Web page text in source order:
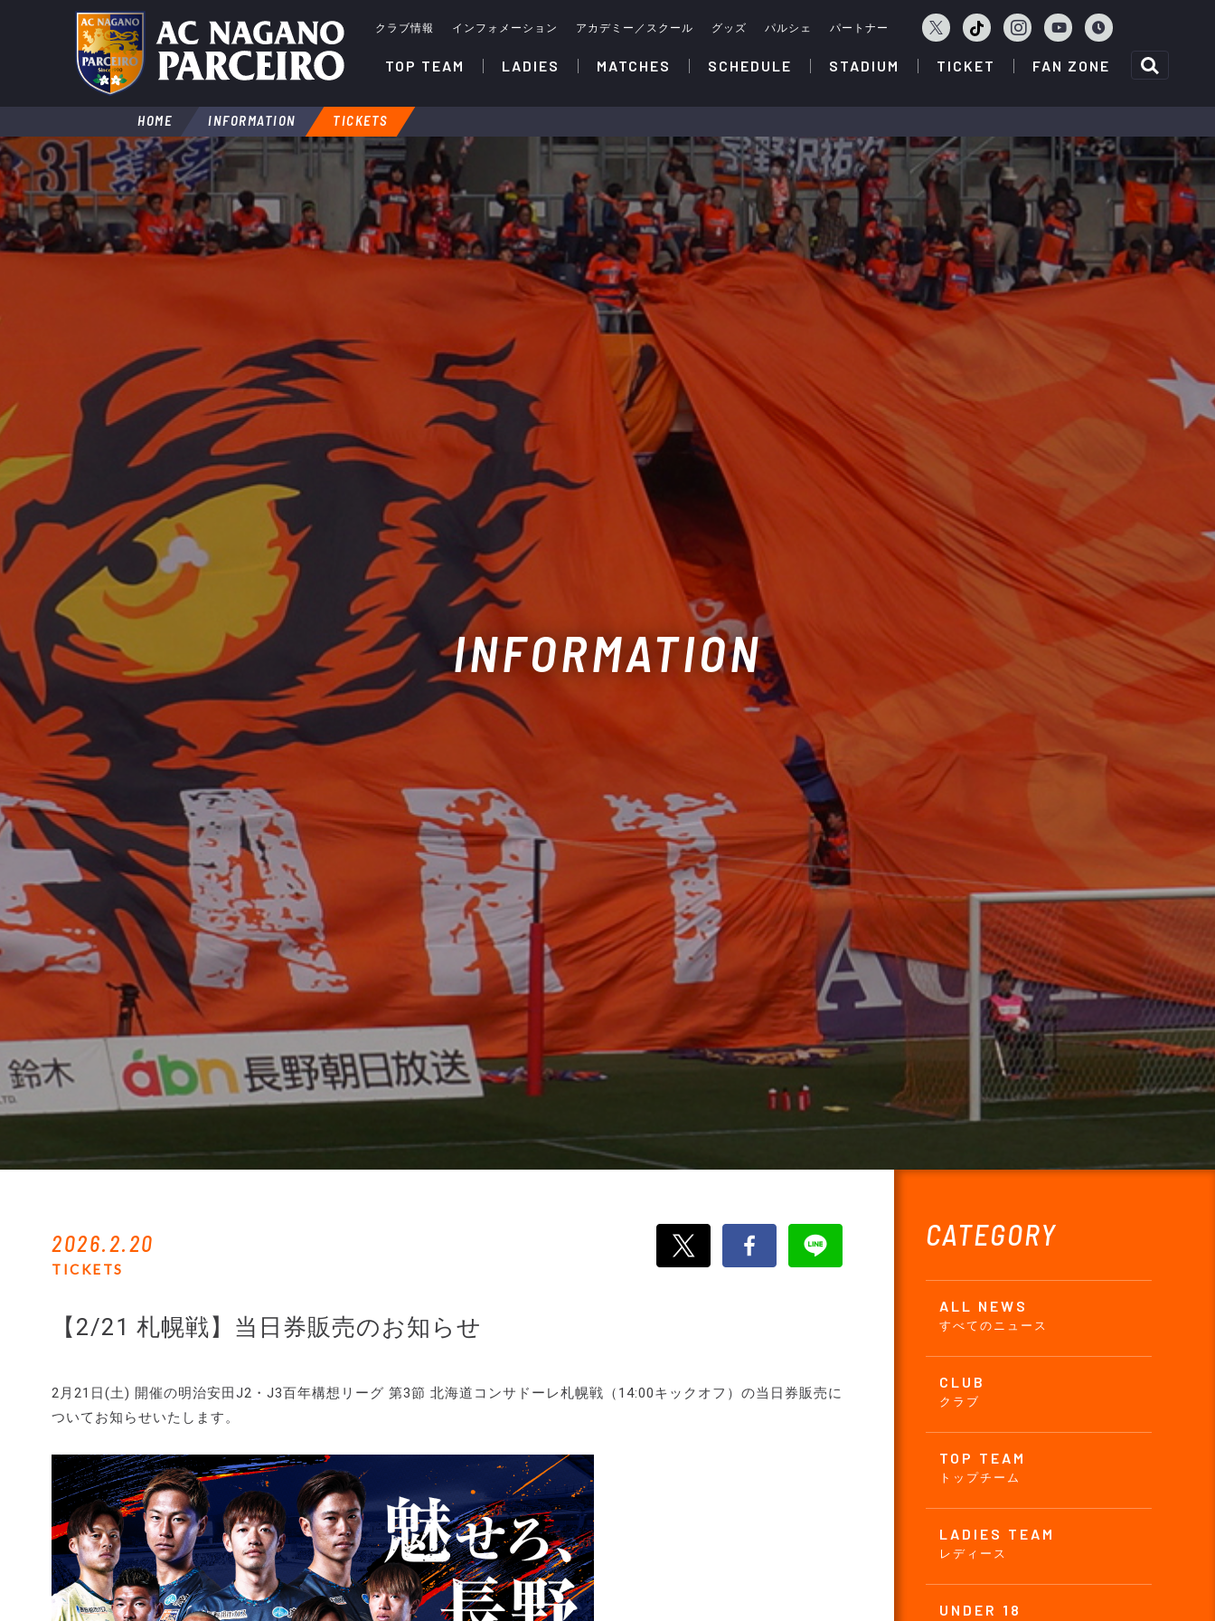
クラブ情報 インフォメーション アカデミー／スクール グッズ パルシェ パートナー
TOP TEAM LADIES MATCHES SCHEDULE STADIUM TICKET FAN ZONE
HOME INFORMATION TICKETS
INFORMATION
CATEGORY
ALL NEWS
すべてのニュース
CLUB
クラブ
TOP TEAM
トップチーム
LADIES TEAM
レディース
UNDER 18
2026.2.20
TICKETS
【2/21 札幌戦】当日券販売のお知らせ
2月21日(土) 開催の明治安田J2・J3百年構想リーグ 第3節 北海道コンサドーレ札幌戦（14:00キックオフ）の当日券販売に
ついてお知らせいたします。